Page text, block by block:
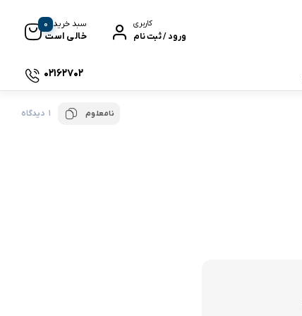
کاربری
ورود / ثبت نام
سبد خرید
خالی است
0
02162702
نامعلوم 1 دیدگاه